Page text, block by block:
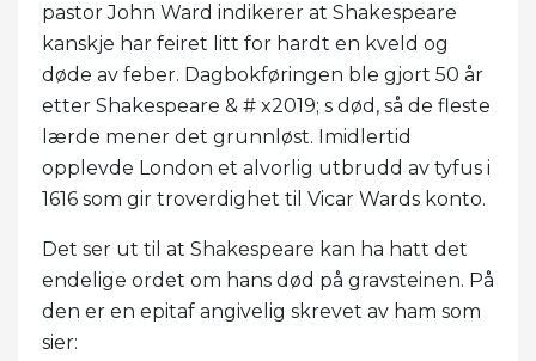
pastor John Ward indikerer at Shakespeare
kanskje har feiret litt for hardt en kveld og
døde av feber. Dagbokføringen ble gjort 50 år
etter Shakespeare & # x2019; s død, så de fleste
lærde mener det grunnløst. Imidlertid
opplevde London et alvorlig utbrudd av tyfus i
1616 som gir troverdighet til Vicar Wards konto.
Det ser ut til at Shakespeare kan ha hatt det
endelige ordet om hans død på gravsteinen. På
den er en epitaf angivelig skrevet av ham som
sier: